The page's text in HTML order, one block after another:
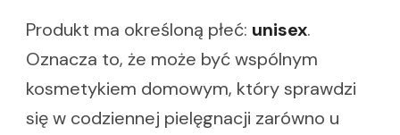
Produkt ma określoną płeć: unisex.
Oznacza to, że może być wspólnym
kosmetykiem domowym, który sprawdzi
się w codziennej pielęgnacji zarówno u